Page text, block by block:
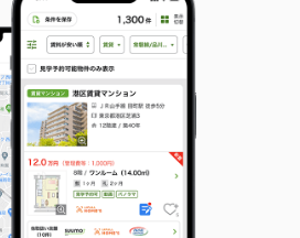
26.14m²
1K
浦１丁目
10.40万円
神奈川県横浜市金沢区六浦１丁目
26.14m²
1K